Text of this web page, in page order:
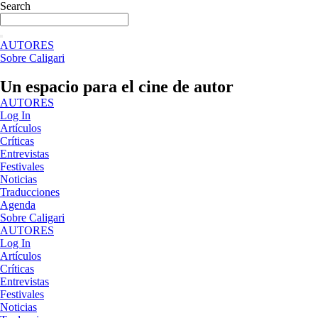
Ir
Search
AUTORES
Sobre Caligari
Un espacio para el cine de autor
AUTORES
Log In
Artículos
Críticas
Entrevistas
Festivales
Noticias
Traducciones
Agenda
Sobre Caligari
AUTORES
Log In
Artículos
Críticas
Entrevistas
Festivales
Noticias